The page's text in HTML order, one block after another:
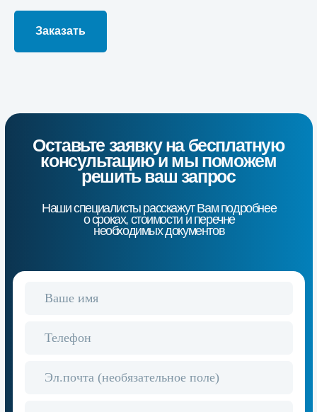
Заказать
данных
Оставить заявку
Контактная информация
Номер аккредитации РОСС
RU.32871.04ЭБН0.ОС01